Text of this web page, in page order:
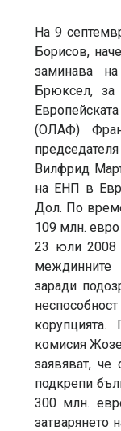
На 9
Борисов,
заминава
Брюксел,
(ОЛАФ)
Вилфрид
на ЕНП в
Дол. По
109 млн.
23 юли 2008
заради
корупцията.
комисия
заявяват, че
подкрепи
300 млн.
затварянето